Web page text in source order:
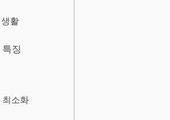
활
징
최소화